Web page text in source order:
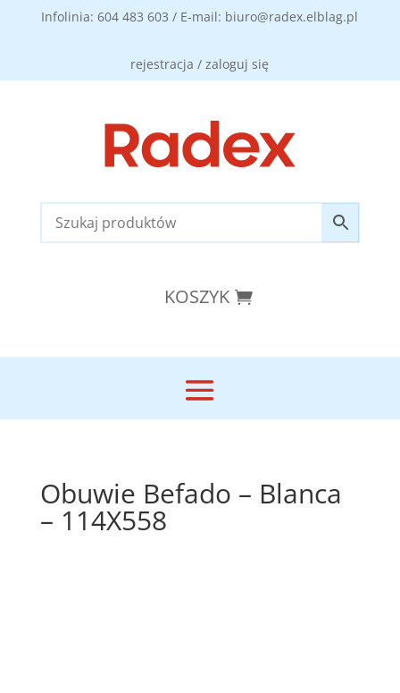
Infolinia: 604 483 603 / E-mail: biuro@radex.elblag.pl
rejestracja / zaloguj się
KOSZYK
Obuwie Befado – Blanca
– 114X558